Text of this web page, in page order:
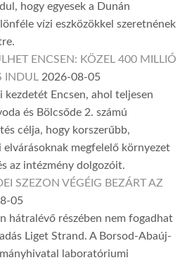
hogy egyesek a Dunán
vízi eszközökkel szeretnének
ENCSEN: KÖZEL 400 MILLIÓ
INDUL 2026-08-05
kezdetét Encsen, ahol teljesen
és Bölcsőde 2. számú
célja, hogy korszerűbb,
elvárásoknak megfelelő környezet
az intézmény dolgozóit.
SZEZON VÉGÉIG BEZÁRT AZ
05
hátralévő részében nem fogadhat
Liget Strand. A Borsod-Abaúj-
laboratóriumi